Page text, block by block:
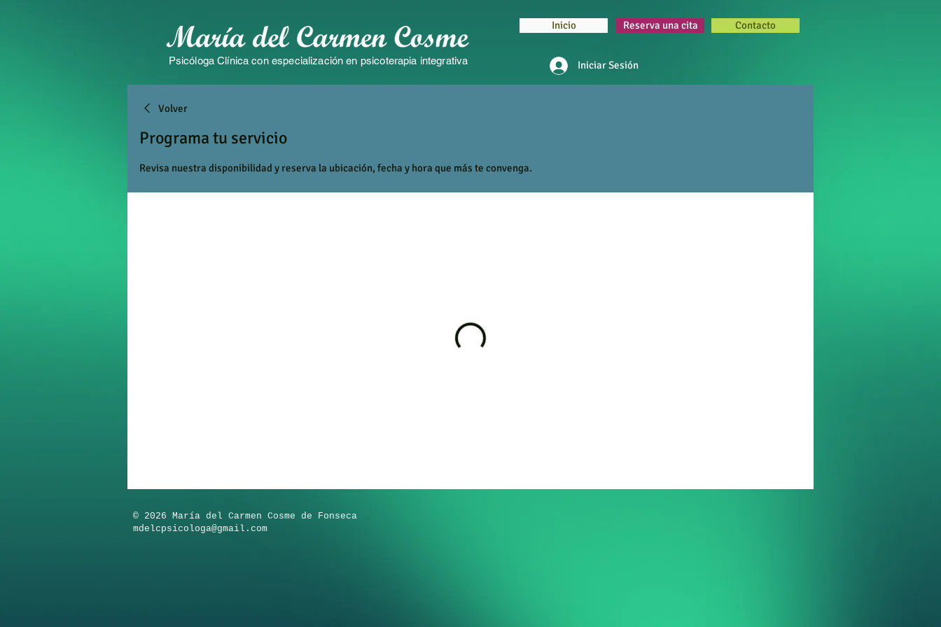
Psicóloga Clínica con especialización en psicoterapia integrativa
Inicio Reserva una cita Contacto
Iniciar Sesión
Volver
Programa tu servicio
Revisa nuestra disponibilidad y reserva la ubicación, fecha y hora que más te convenga.
​© 2026 María del Carmen Cosme de Fonseca
mdelcpsicologa@gmail.com